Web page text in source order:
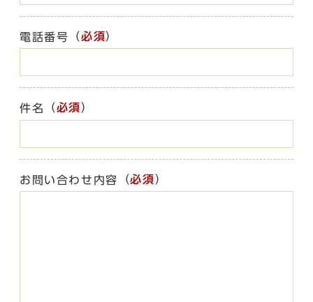
電話番号 （必須）
件名 （必須）
お問い合わせ内容 （必須）